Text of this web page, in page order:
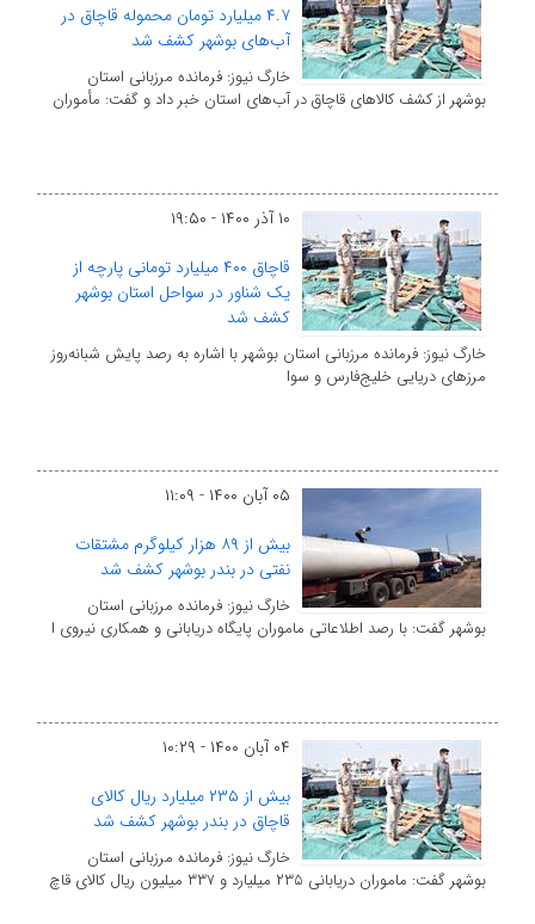
۴.۷ میلیارد تومان محموله قاچاق در
آب‌های بوشهر کشف شد
خارگ نیوز: فرمانده مرزبانی استان
بوشهر از کشف کالاهای قاچاق در آب‌های استان خبر داد و گفت: مأموران
۱۰ آذر ۱۴۰۰ - ۱۹:۵۰
قاچاق ۴۰۰ میلیارد تومانی پارچه از
یک شناور در سواحل استان بوشهر
کشف شد
خارگ نیوز: فرمانده مرزبانی استان بوشهر با اشاره به رصد پایش شبانه‌روز
مرزهای دریایی خلیج‌فارس و سوا
۰۵ آبان ۱۴۰۰ - ۱۱:۰۹
بیش از ۸۹ هزار کیلوگرم مشتقات
نفتی در بندر بوشهر کشف شد
خارگ نیوز: فرمانده مرزبانی استان
بوشهر گفت: با رصد اطلاعاتی ماموران پایگاه دریابانی و همکاری نیروی ا
۰۴ آبان ۱۴۰۰ - ۱۰:۲۹
بیش از ۲۳۵ میلیارد ریال کالای
قاچاق در بندر بوشهر کشف شد
خارگ نیوز: فرمانده مرزبانی استان
بوشهر گفت: ماموران دریابانی ۲۳۵ میلیارد و ۳۳۷ میلیون ریال کالای قاچ